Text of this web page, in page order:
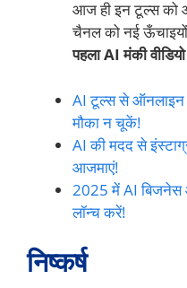
आज ही इन टूल्स को
चैनल को नई
पहला AI मंकी
AI टूल्स से
मौका न चूकें!
AI की मदद से
आजमाएं!
2025 में AI बिजनेस
लॉन्च करें!
निष्कर्ष